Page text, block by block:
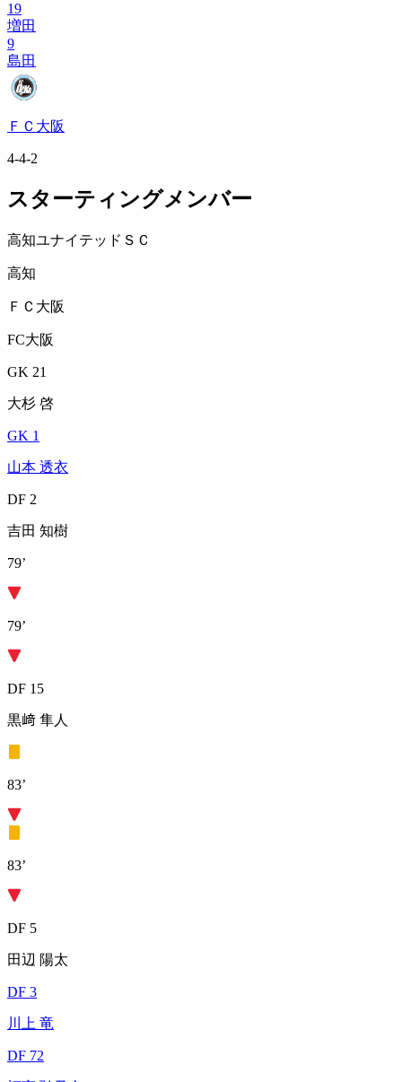
19
増田
9
島田
ＦＣ大阪
4-4-2
スターティングメンバー
高知ユナイテッドＳＣ
高知
ＦＣ大阪
FC大阪
GK 21
大杉 啓
GK 1
山本 透衣
DF 2
吉田 知樹
79’
79’
DF 15
黒﨑 隼人
83’
83’
DF 5
田辺 陽太
DF 3
川上 竜
DF 72